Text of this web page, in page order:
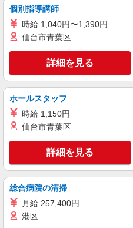
アルバイト パート
ケンタッキーフライドチキン 市原
カウンター
時＞土日祝
千葉県市原
キープ
ケンタッキーフライドチキン ア
カウンター・
時＞平日（
個別指導講師
時給 1,040円〜1,390円
仙台市青葉区
詳細を見る
ホールスタッフ
時給 1,150円
仙台市青葉区
詳細を見る
総合病院の清掃
月給 257,400円
港区